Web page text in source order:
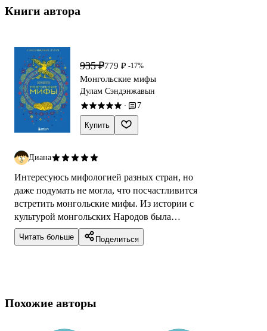
Книги автора
935 ₽779 ₽ -17%
Монгольские мифы
Дулам Сэндэнжавын
· 7
Купить
Диана
Интересуюсь мифологией разных стран, но
даже подумать не могла, что посчастливится
встретить монгольские мифы. Из истории с
культурой монгольских Народов была
знакома уже по принятии ими ислама, поэто...
Читать больше Поделиться
Похожие авторы